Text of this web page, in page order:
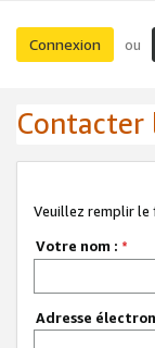
Connexion ou
Contacter
Veuillez remplir le
Votre nom : *
Adresse